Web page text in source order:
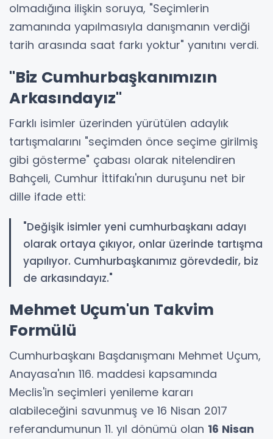
olmadığına ilişkin soruya, "Seçimlerin
zamanında yapılmasıyla danışmanın verdiği
tarih arasında saat farkı yoktur" yanıtını verdi.
"Biz Cumhurbaşkanımızın
Arkasındayız"
Farklı isimler üzerinden yürütülen adaylık
tartışmalarını "seçimden önce seçime girilmiş
gibi gösterme" çabası olarak nitelendiren
Bahçeli, Cumhur İttifakı'nın duruşunu net bir
dille ifade etti:
"Değişik isimler yeni cumhurbaşkanı adayı
olarak ortaya çıkıyor, onlar üzerinde tartışma
yapılıyor. Cumhurbaşkanımız görevdedir, biz
de arkasındayız."
Mehmet Uçum'un Takvim
Formülü
Cumhurbaşkanı Başdanışmanı Mehmet Uçum,
Anayasa'nın 116. maddesi kapsamında
Meclis'in seçimleri yenileme kararı
alabileceğini savunmuş ve 16 Nisan 2017
referandumunun 11. yıl dönümü olan 16 Nisan